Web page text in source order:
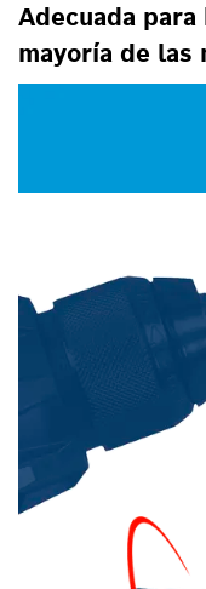
Adecuada
mayoría de las